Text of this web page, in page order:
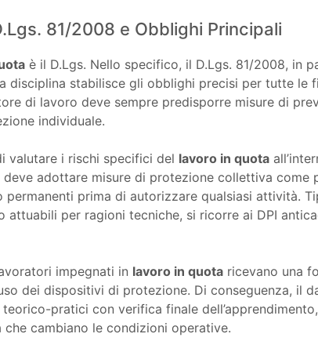
81/2008 e Obblighi Principali
è il D.Lgs. Nello specifico, il D.Lgs. 81/2008, in
disciplina stabilisce gli obblighi precisi per tutte le
di lavoro deve sempre predisporre misure di
individuale.
valutare i rischi specifici del lavoro in quota
adottare misure di protezione collettiva come
prima di autorizzare qualsiasi attività.
attuabili per ragioni tecniche, si ricorre ai DPI
impegnati in lavoro in quota ricevano una
dei dispositivi di protezione. Di conseguenza, il
pratici con verifica finale
cambiano le condizioni operative.